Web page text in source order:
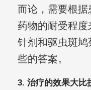
而论，需要根
药物的耐受程
针剂和驱虫斑
些的答案。
3. 治疗的效果大比